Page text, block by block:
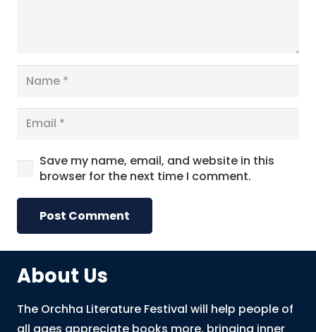
Save my name, email, and website in this
browser for the next time I comment.
Post Comment
About Us
The Orchha Literature Festival will help people of
all ages appreciate books more, bringing inner